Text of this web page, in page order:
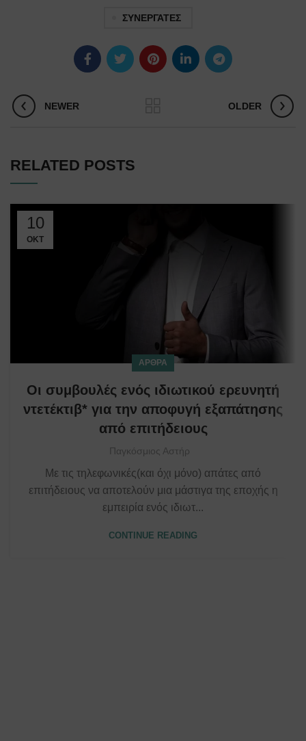
ΣΥΝΕΡΓΑΤΕΣ
NEWER OLDER
RELATED POSTS
10
ΟΚΤ
ΆΡΘΡΑ
Οι συμβουλές ενός ιδιωτικού ερευνητή
ντετέκτιβ* για την αποφυγή εξαπάτησης
από επιτήδειους
Παγκόσμιος Αστήρ
Με τις τηλεφωνικές(και όχι μόνο) απάτες από
επιτήδειους να αποτελούν μια μάστιγα της εποχής η
εμπειρία ενός ιδιωτ...
CONTINUE READING